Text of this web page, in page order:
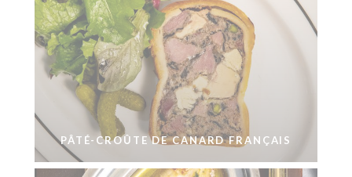
PÂTÉ-CROÛTE DE CANARD FRANÇAIS